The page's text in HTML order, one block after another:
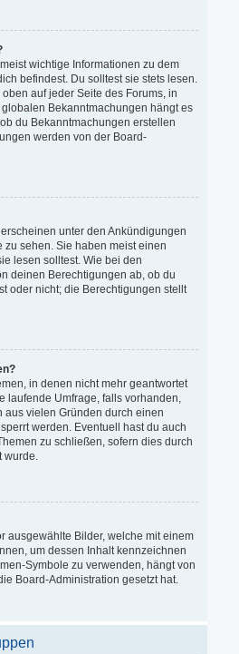
wichtige Informationen zu dem
befindest. Du solltest sie stets lesen.
auf jeder Seite des Forums, in
Bekanntmachungen hängt es
du Bekanntmachungen erstellen
werden von der Board-
unter den Ankündigungen
sehen. Sie haben meist einen
lesen solltest. Wie bei den
deinen Berechtigungen ab, ob du
oder nicht; die Berechtigungen stellt
in denen nicht mehr geantwortet
laufende Umfrage, falls vorhanden,
aus vielen Gründen durch einen
werden. Eventuell hast du auch
zu schließen, sofern dies durch
wurde.
ausgewählte Bilder, welche mit einem
um dessen Inhalt kennzeichnen
Symbole zu verwenden, hängt von
Board-Administration gesetzt hat.